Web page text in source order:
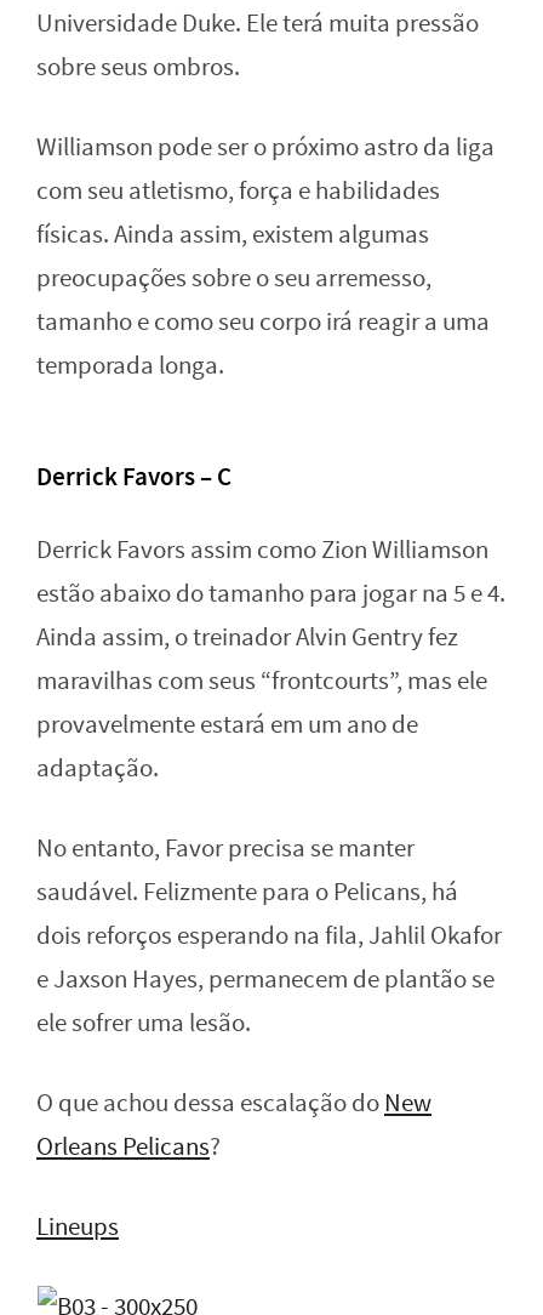
Universidade Duke. Ele terá muita pressão
sobre seus ombros.
Williamson pode ser o próximo astro da liga
com seu atletismo, força e habilidades
físicas. Ainda assim, existem algumas
preocupações sobre o seu arremesso,
tamanho e como seu corpo irá reagir a uma
temporada longa.
Derrick Favors – C
Derrick Favors assim como Zion Williamson
estão abaixo do tamanho para jogar na 5 e 4.
Ainda assim, o treinador Alvin Gentry fez
maravilhas com seus “frontcourts”, mas ele
provavelmente estará em um ano de
adaptação.
No entanto, Favor precisa se manter
saudável. Felizmente para o Pelicans, há
dois reforços esperando na fila, Jahlil Okafor
e Jaxson Hayes, permanecem de plantão se
ele sofrer uma lesão.
O que achou dessa escalação doNew
Orleans Pelicans?
Lineups